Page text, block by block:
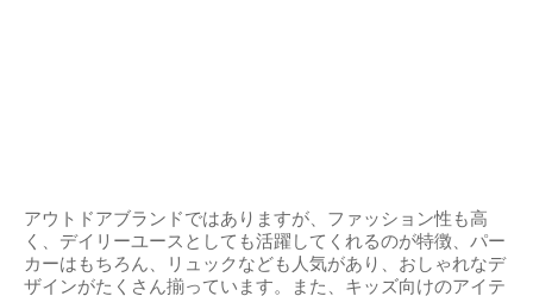
アウトドアブランドではありますが、ファッション性も高
く、デイリーユースとしても活躍してくれるのが特徴、パー
カーはもちろん、リュックなども人気があり、おしゃれなデ
ザインがたくさん揃っています。また、キッズ向けのアイテ